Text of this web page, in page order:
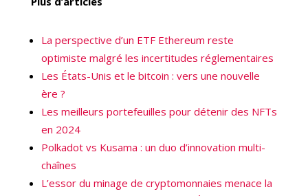
La perspective d’un ETF Ethereum reste
optimiste malgré les incertitudes réglementaires
Les États-Unis et le bitcoin : vers une nouvelle
ère ?
Les meilleurs portefeuilles pour détenir des NFTs
en 2024
Polkadot vs Kusama : un duo d’innovation multi-
chaînes
L’essor du minage de cryptomonnaies menace la